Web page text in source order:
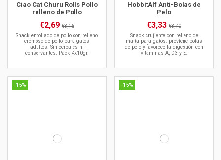
Ciao Cat Churu Rolls Pollo
relleno de Pollo
€2,69 €3,16
Snack enrollado de pollo con relleno
cremoso de pollo para gatos
adultos. Sin cereales ni
conservantes. Pack 4x10gr.
HobbitAlf Anti-Bolas de
Pelo
€3,33€3,70
Snack crujiente con relleno de
malta para gatos: previene bolas
de pelo y favorece la digestión con
vitaminas A, D3 y E.
-15% -15%